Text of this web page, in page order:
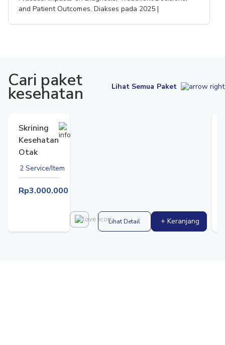
and Patient Outcomes. Diakses pada 2025 |
Cari paket
kesehatan Lihat Semua Paket
Skrining
Kesehatan
Otak
2 Service/Item
Rp3.000.000
Lihat Detail + Keranjang